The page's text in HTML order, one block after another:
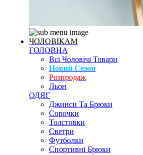
ЧОЛОВІКАМ
ГОЛОВНА
Всі Чоловічі Товари
Новий Сезон
Розпродаж
Льон
ОДЯГ
Джинси Та Брюки
Сорочки
Толстовки
Светри
Футболки
Спортивні Брюки